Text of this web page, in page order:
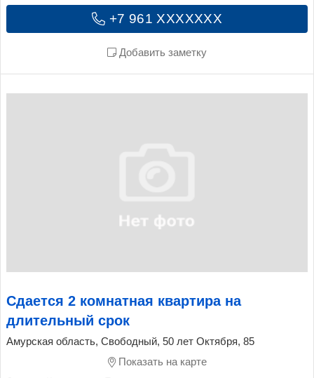
+7 961 XXXXXXX
Добавить заметку
Сдается 2 комнатная квартира на
длительный срок
Амурская область, Свободный, 50 лет Октября, 85
Показать на карте